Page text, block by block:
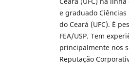
e graduado
do Ceará (UFC). É
FEA/USP. Tem
principalmente nos
Reputação